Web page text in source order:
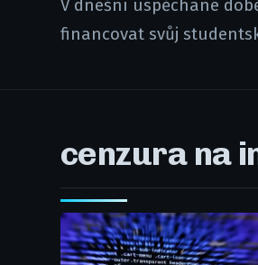
V dnešní uspěchané
financovat svůj
cenzura na